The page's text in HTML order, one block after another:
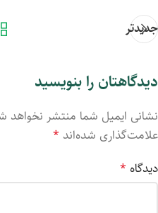
جدیدتر
دیدگاهتان را بنویسید
نشانی ایمیل شما منتشر نخواهد
علامت‌گذاری شده‌اند *
دیدگاه *